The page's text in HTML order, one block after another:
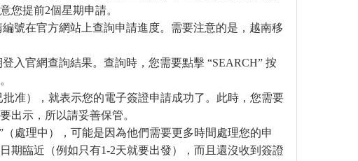
您提前2個星期申請。
號在官方網站上查詢申請進度。需要注意的是，越南移
入官網查詢結果。查詢時，您需要點擊 “SEARCH” 按
批准），就表示您的電子簽證申請成功了。此時，您需要
出示，所以請妥善保管。
（處理中），可能是因為他們需要更多時間處理您的申
期臨近（例如只有1-2天就要出發），而且還沒收到簽證